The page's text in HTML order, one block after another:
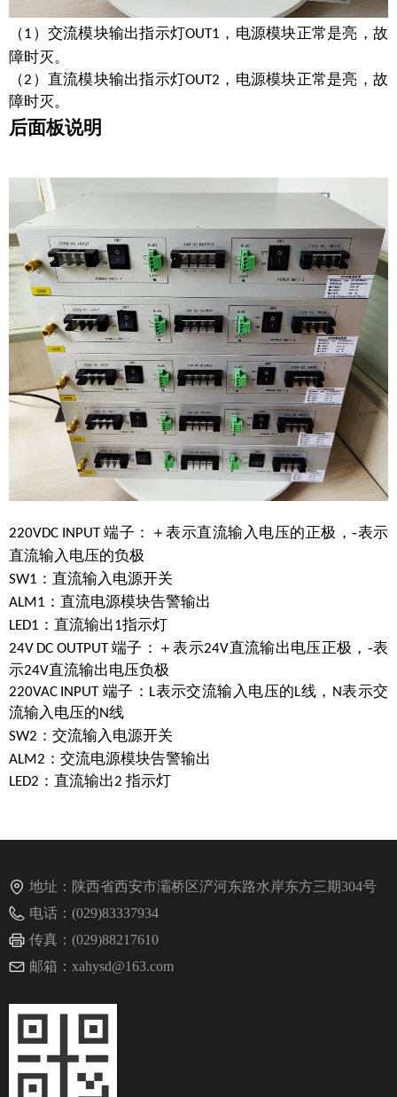
（1 ）交流模块输出指示灯OUT1 ，电源模块正常是亮，故
障时灭。
（2 ）直流模块输出指示灯OUT2 ，电源模块正常是亮，故
障时灭。
后面板说明
220VDC INPUT 端子：＋表示直流输入电压的正极， -表示
直流输入电压的负极
SW1 ：直流输入电源开关
ALM1 ：直流电源模块告警输出
LED1 ：直流输出1指示灯
24V DC OUTPUT 端子：＋表示24V直流输出电压正极， -表
示24V直流输出电压负极
220VAC INPUT 端子： L表示交流输入电压的L线， N表示交
流输入电压的N线
SW2 ：交流输入电源开关
ALM2 ：交流电源模块告警输出
LED2 ：直流输出2 指示灯
地址： 陕西省西安市灞桥区浐河东路水岸东方三期304号
电话： (029)83337934
传真： (029)88217610
邮箱： xahysd@163.com